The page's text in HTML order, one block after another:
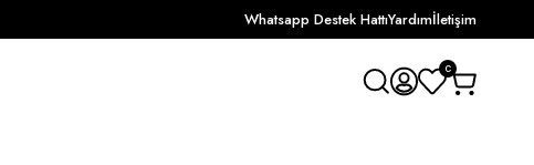
Whatsapp Destek HattıYardımİletişim
0